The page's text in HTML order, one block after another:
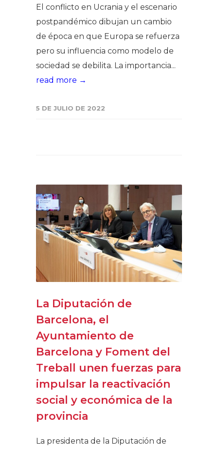
El conflicto en Ucrania y el escenario
postpandémico dibujan un cambio
de época en que Europa se refuerza
pero su influencia como modelo de
sociedad se debilita. La importancia...
read more →
5 DE JULIO DE 2022
La Diputación de
Barcelona, el
Ayuntamiento de
Barcelona y Foment del
Treball unen fuerzas para
impulsar la reactivación
social y económica de la
provincia
La presidenta de la Diputación de